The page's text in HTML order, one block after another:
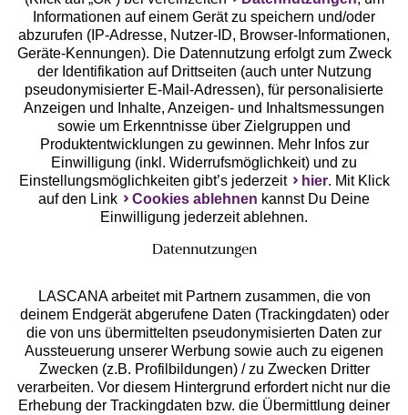
Geprüfte Sicherheit
Unsere Apps
Services
Beratung
Informationen auf einem Gerät zu speichern und/oder
abzurufen (IP-Adresse, Nutzer-ID, Browser-Informationen,
Geräte-Kennungen). Die Datennutzung erfolgt zum Zweck
der Identifikation auf Drittseiten (auch unter Nutzung
pseudonymisierter E-Mail-Adressen), für personalisierte
Anzeigen und Inhalte, Anzeigen- und Inhaltsmessungen
sowie um Erkenntnisse über Zielgruppen und
Produktentwicklungen zu gewinnen. Mehr Infos zur
Einwilligung (inkl. Widerrufsmöglichkeit) und zu
Einstellungsmöglichkeiten gibt’s jederzeit
hier. Mit Klick
auf den Link
Cookies ablehnen kannst Du Deine
Einwilligung jederzeit ablehnen.
Datennutzungen
LASCANA arbeitet mit Partnern zusammen, die von
deinem Endgerät abgerufene Daten (Trackingdaten) oder
die von uns übermittelten pseudonymisierten Daten zur
Aussteuerung unserer Werbung sowie auch zu eigenen
Zwecken (z.B. Profilbildungen) / zu Zwecken Dritter
verarbeiten. Vor diesem Hintergrund erfordert nicht nur die
Erhebung der Trackingdaten bzw. die Übermittlung deiner